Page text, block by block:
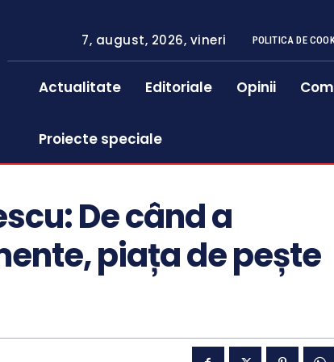
7, august, 2026, vineri POLITICA DE
Actualitate Editoriale Opinii
Proiecte speciale
De când a
piața de pește